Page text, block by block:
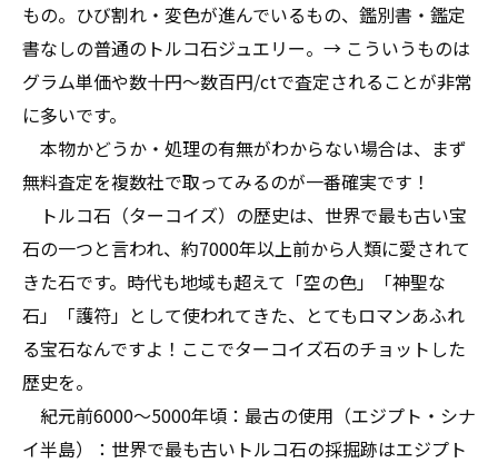
もの。ひび割れ・変色が進んでいるもの、鑑別書・鑑定
書なしの普通のトルコ石ジュエリー。→ こういうものは
グラム単価や数十円〜数百円/ctで査定されることが非常
に多いです。
本物かどうか・処理の有無がわからない場合は、まず
無料査定を複数社で取ってみるのが一番確実です！
トルコ石（ターコイズ）の歴史は、世界で最も古い宝
石の一つと言われ、約7000年以上前から人類に愛されて
きた石です。時代も地域も超えて「空の色」「神聖な
石」「護符」として使われてきた、とてもロマンあふれ
る宝石なんですよ！ここでターコイズ石のチョットした
歴史を。
紀元前6000〜5000年頃：最古の使用（エジプト・シナ
イ半島）：世界で最も古いトルコ石の採掘跡はエジプト